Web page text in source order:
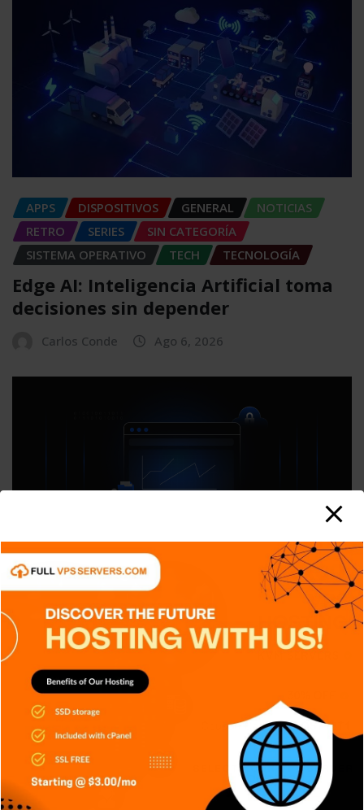
APPS DISPOSITIVOS GENERAL
NOTICIAS
RETRO
SERIES
SIN CATEGORÍA
SISTEMA OPERATIVO
TECH TECNOLOGÍA
Edge AI: Inteligencia Artificial toma
decisiones sin depender
Carlos Conde Ago 6, 2026
APPS DISPOSITIVOS
NOTICIAS
SIN CATEGORÍA
TECH TECNOLOGÍA
Criptografía de Curva Elíptica (ECC):
Más seguridad
Carlos Conde